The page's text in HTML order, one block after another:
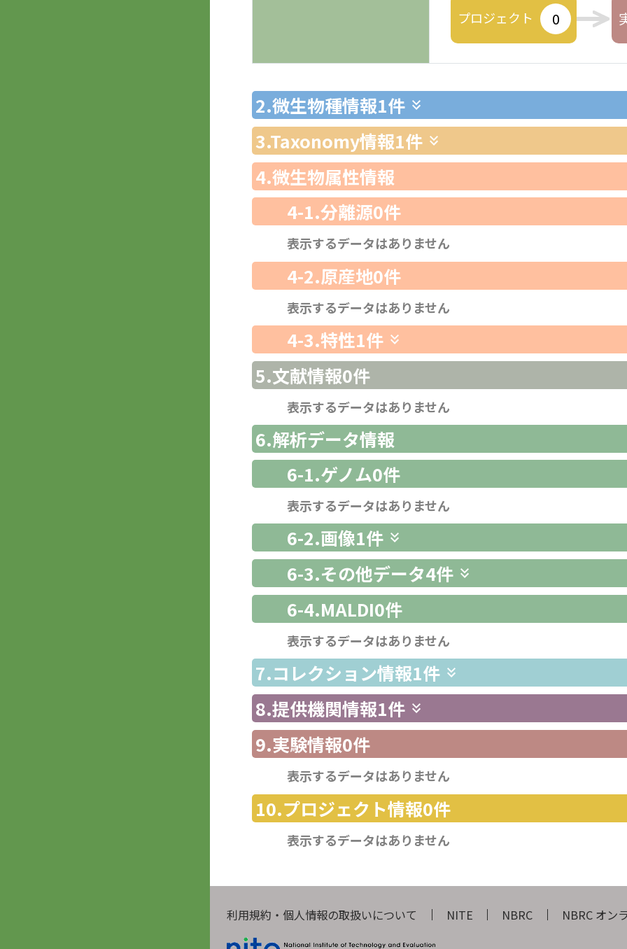
プロジェクト 0
2.微生物種情報1件
3.Taxonomy情報1件
4.微生物属性情報
4-1.分離源0件
表示するデータはありません
4-2.原産地0件
表示するデータはありません
4-3.特性1件
5.文献情報0件
表示するデータはありません
6.解析データ情報
6-1.ゲノム0件
表示するデータはありません
6-2.画像1件
6-3.その他データ4件
6-4.MALDI0件
表示するデータはありません
7.コレクション情報1件
8.提供機関情報1件
9.実験情報0件
表示するデータはありません
10.プロジェクト情報0件
表示するデータはありません
利用規約・個人情報の取扱いについて NITE NBRC NBRC オン